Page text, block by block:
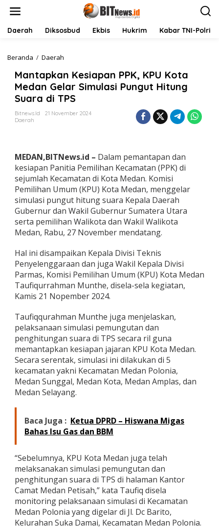
Daerah Diksosbud Ekbis Hukrim Kabar TNI-Polri
Beranda / Daerah
n
t
a
p
k
s
i
a
p
a
n
P
P
K
,
P
U
K
o
t
a
e
d
a
n
G
e
a
r
S
u
l
a
P
u
n
g
u
t
H
i
Mantapkan Kesiapan PPK, KPU Kota
Medan Gelar Simulasi Pungut Hitung
Suara di TPS
Bitnews.id
21 November 2024
Daerah
MEDAN,BITNews.id – Dalam pemantapan dan
kesiapan Panitia Pemilihan Kecamatan (PPK) di
sejumlah Kecamatan di Kota Medan. Komisi
Pemilihan Umum (KPU) Kota Medan, menggelar
simulasi pungut hitung suara Kepala Daerah
Gubernur dan Wakil Gubernur Sumatera Utara
serta pemilihan Walikota dan Wakil Walikota
Medan, Rabu, 27 November mendatang.
Hal ini disampaikan Kepala Divisi Teknis
Penyelenggaraan dan juga Wakil Kepala Divisi
Parmas, Komisi Pemilihan Umum (KPU) Kota Medan
Taufiqurrahman Munthe, disela-sela kegiatan,
Kamis 21 Nopember 2024.
Taufiqqurahman Munthe juga menjelaskan,
pelaksanaan simulasi pemungutan dan
penghitungan suara di TPS secara ril guna
memantapkan kesiapan jajaran KPU Kota Medan.
Secara serentak, simulasi ini dilakukan di 5
kecamatan yakni Kecamatan Medan Polonia,
Medan Sunggal, Medan Kota, Medan Amplas, dan
Medan Selayang.
Baca Juga : Ketua DPRD – Hiswana Migas
Bahas Isu Gas dan BBM
“Sebelumnya, KPU Kota Medan juga telah
melaksanakan simulasi pemungutan dan
penghitungan suara di TPS di halaman Kantor
Camat Medan Petisah,” kata Taufiq disela
monitoring pelaksanaan simulasi di Kecamatan
Medan Polonia yang digelar di Jl. Dc Barito,
Kelurahan Suka Damai, Kecamatan Medan Polonia.